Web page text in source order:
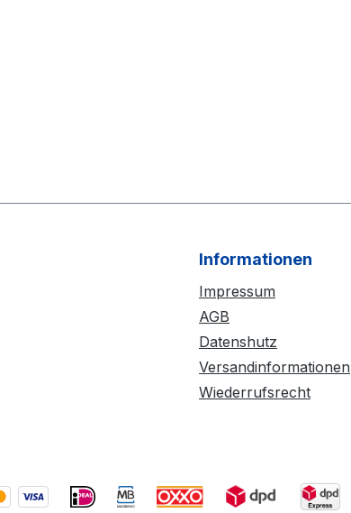
Informationen
Impressum
AGB
Datenshutz
Versandinformationen
Wiederrufsrecht